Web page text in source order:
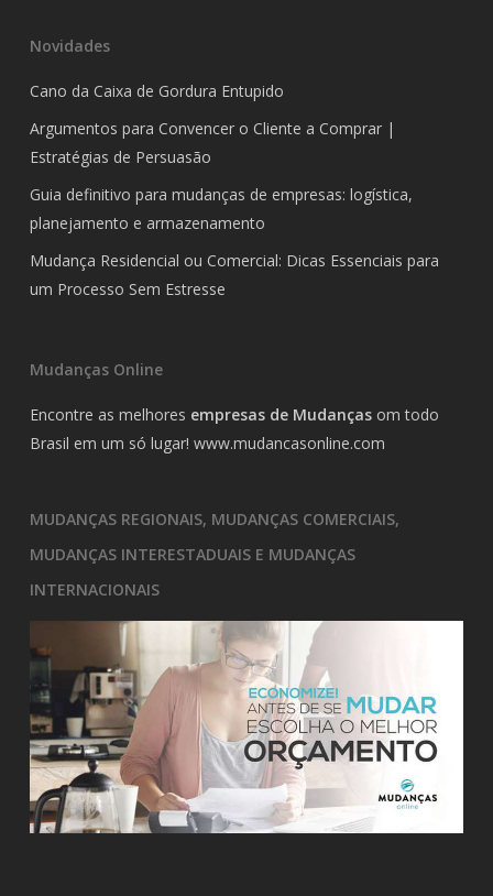
Novidades
Cano da Caixa de Gordura Entupido
Argumentos para Convencer o Cliente a Comprar |
Estratégias de Persuasão
Guia definitivo para mudanças de empresas: logística,
planejamento e armazenamento
Mudança Residencial ou Comercial: Dicas Essenciais para
um Processo Sem Estresse
Mudanças Online
Encontre as melhores empresas de Mudançasom todo
Brasil em um só lugar! www.mudancasonline.com
MUDANÇAS REGIONAIS, MUDANÇAS COMERCIAIS,
MUDANÇAS INTERESTADUAIS E MUDANÇAS
INTERNACIONAIS